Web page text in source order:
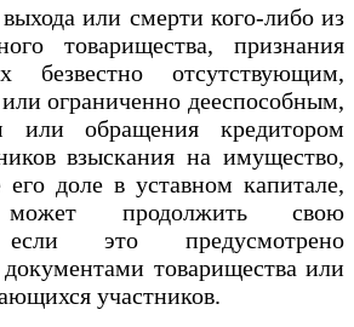
или смерти кого-либо из
товарищества, признания
отсутствующим,
ограниченно дееспособным,
или обращения кредитором
взыскания на имущество,
его доле в уставном капитале,
может продолжить свою
если это предусмотрено
товарищества или
участников.